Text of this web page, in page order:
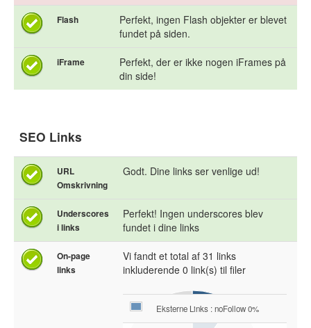
Flash
Perfekt, ingen Flash objekter er blevet
fundet på siden.
iFrame
Perfekt, der er ikke nogen iFrames på
din side!
SEO Links
URL
Omskrivning
Godt. Dine links ser venlige ud!
Underscores
i links
Perfekt! Ingen underscores blev
fundet i dine links
On-page
links
Vi fandt et total af 31 links
inkluderende 0 link(s) til filer
Eksterne Links : noFollow 0%